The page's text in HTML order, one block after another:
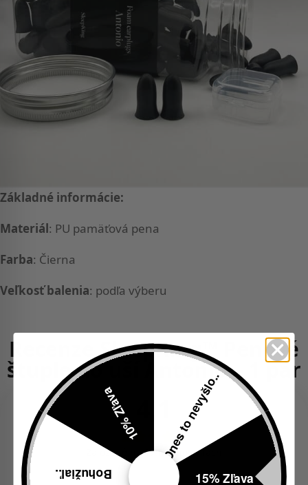
Základné informácie:
Materiál: PU pamäťová pena
Farba: Čierna
Veľkosť balenia: podľa výberu
Recenze SleepKing™ Penové
štuple do uší Antonio – 1 pár
Založené na 17 hodnoteniach
Dnes to nevyšlo..
15% Zľava
Bohužiaľ..
10% Zľava